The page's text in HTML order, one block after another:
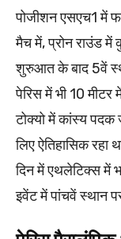
पोजीशन एसएच1 में
मैच में, प्रोन राउंड
शुरुआत के बाद 5वें
पेरिस में भी 10 मीटर
टोक्यो में कांस्य
लिए ऐतिहासिक
दिन में एथलेटिक्स में
इवेंट में पांचवें स्थान